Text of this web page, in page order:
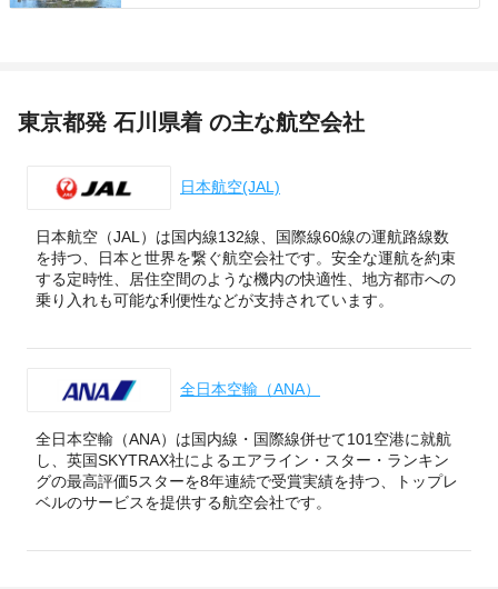
東京都発 石川県着 の主な航空会社
日本航空(JAL)
日本航空（JAL）は国内線132線、国際線60線の運航路線数
を持つ、日本と世界を繋ぐ航空会社です。安全な運航を約束
する定時性、居住空間のような機内の快適性、地方都市への
乗り入れも可能な利便性などが支持されています。
全日本空輸（ANA）
全日本空輸（ANA）は国内線・国際線併せて101空港に就航
し、英国SKYTRAX社によるエアライン・スター・ランキン
グの最高評価5スターを8年連続で受賞実績を持つ、トップレ
ベルのサービスを提供する航空会社です。